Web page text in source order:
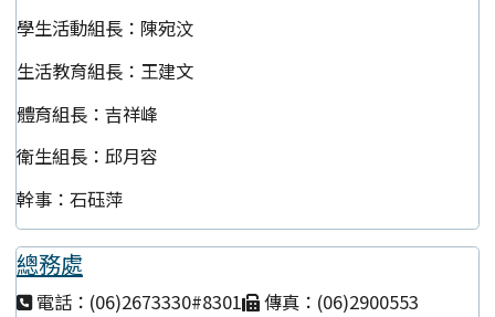
學生活動組長：陳宛汶
生活教育組長：王建文
體育組長：吉祥峰
衛生組長：邱月容
幹事：石砡萍
總務處
電話：(06)2673330#8301
傳真：(06)2900553